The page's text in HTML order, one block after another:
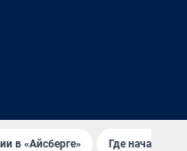
в «Айсберге» Где начать